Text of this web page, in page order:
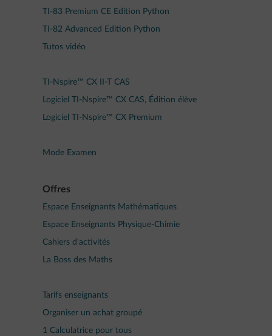
TI-83 Premium CE Edition Python
TI-82 Advanced Edition Python
Tutos vidéo
TI-Nspire™ CX II-T CAS
Logiciel TI-Nspire™ CX CAS, Édition élève
Logiciel TI-Nspire™ CX Premium
Mode Examen
Offres
Espace Enseignants Mathématiques
Espace Enseignants Physique-Chimie
Cahiers d'activités
La Boss des Maths
Tarifs enseignants
Organiser un achat groupé
1 Calculatrice pour tous